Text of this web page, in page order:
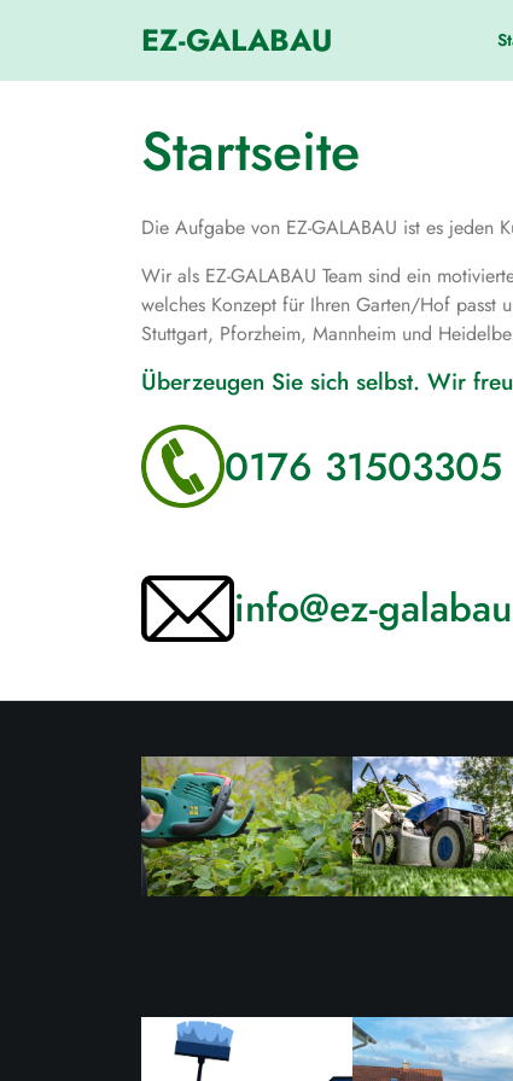
EZ-GALABAU
Startseite
Die Aufgabe von EZ-GALABAU ist es jeden
Wir als EZ-GALABAU Team sind ein
welches Konzept für Ihren Garten/Hof passt
Stuttgart, Pforzheim, Mannheim und
Überzeugen Sie sich selbst. Wir
0176 31503305
info@ez-